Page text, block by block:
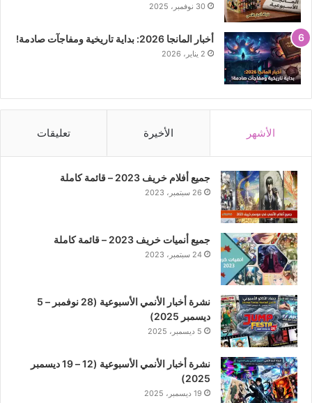
30 نوفمبر، 2025
أخبار المانجا 2026: بداية تاريخية ومفاجآت صادمة!
2 يناير، 2026
الأشهر الأخيرة تعليقات
جميع أفلام خريف 2023 – قائمة كاملة
26 سبتمبر، 2023
جميع أنميات خريف 2023 – قائمة كاملة
24 سبتمبر، 2023
نشرة أخبار الأنمي الأسبوعية (28 نوفمبر – 5
ديسمبر 2025)
5 ديسمبر، 2025
نشرة أخبار الأنمي الأسبوعية (12 – 19 ديسمبر
2025)
19 ديسمبر، 2025